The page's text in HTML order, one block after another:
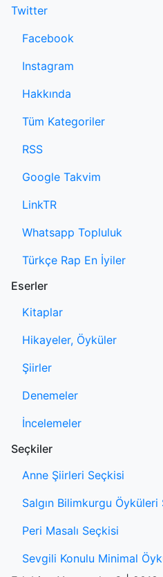
Twitter
Facebook
Instagram
Hakkında
Tüm Kategoriler
RSS
Google Takvim
LinkTR
Whatsapp Topluluk
Türkçe Rap En İyiler
Eserler
Kitaplar
Hikayeler, Öyküler
Şiirler
Denemeler
İncelemeler
Seçkiler
Anne Şiirleri Seçkisi
Salgın Bilimkurgu Öyküleri
Peri Masalı Seçkisi
Sevgili Konulu Minimal